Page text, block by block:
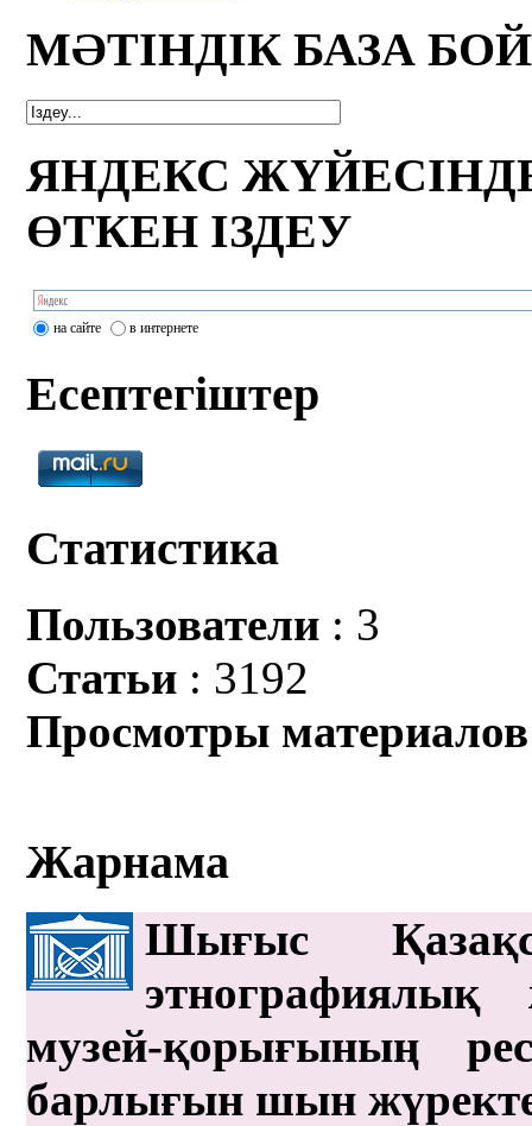
МӘТІНДІК БАЗА
ЯНДЕКС
ӨТКЕН ІЗДЕУ
на сайте в интернете
Есептегіштер
Статистика
Пользователи : 3
Статьи : 3192
Просмотры материалов
Жарнама
Шығыс
этнографиялық
музей-қорығының
барлығын шын